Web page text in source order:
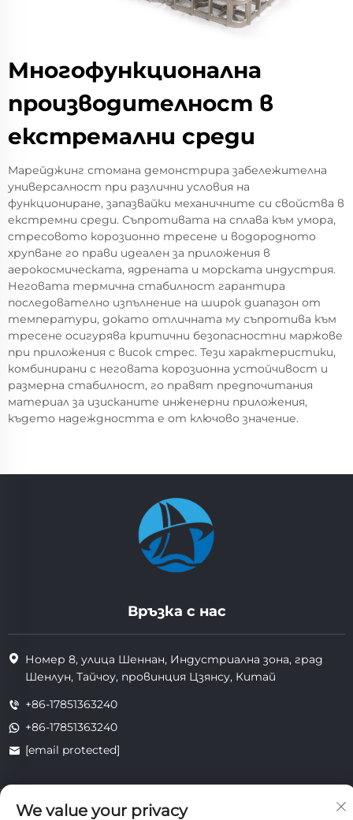
Многофункционална
производителност в
екстремални среди
Марейджинг стомана демонстрира забележителна
универсалност при различни условия на
функциониране, запазвайки механичните си свойства в
екстремни среди. Съпротивата на сплава към умора,
стресовото корозионно тресене и водородното
хрупване го прави идеален за приложения в
аерокосмическата, ядрената и морската индустрия.
Неговата термична стабилност гарантира
последователно изпълнение на широк диапазон от
температури, докато отличната му съпротива към
тресене осигурява критични безопасностни маржове
при приложения с висок стрес. Тези характеристики,
комбинирани с неговата корозионна устойчивост и
размерна стабилност, го правят предпочитания
материал за изисканите инженерни приложения,
където надеждността е от ключово значение.
Връзка с нас
Номер 8, улица Шеннан, Индустриална зона, град
Шенлун, Тайчоу, провинция Цзянсу, Китай
+86-17851363240
+86-17851363240
[email protected]
Всички права запазени. Copyright © 2025 Jiangsu Tongzhou
We value your privacy